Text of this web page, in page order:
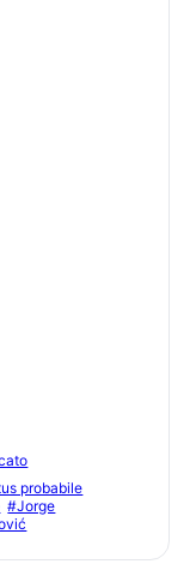
probabile
#Jorge